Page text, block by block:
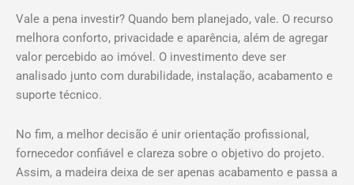
Vale a pena investir? Quando bem planejado, vale. O recurso
melhora conforto, privacidade e aparência, além de agregar
valor percebido ao imóvel. O investimento deve ser
analisado junto com durabilidade, instalação, acabamento e
suporte técnico.
No fim, a melhor decisão é unir orientação profissional,
fornecedor confiável e clareza sobre o objetivo do projeto.
Assim, a madeira deixa de ser apenas acabamento e passa a